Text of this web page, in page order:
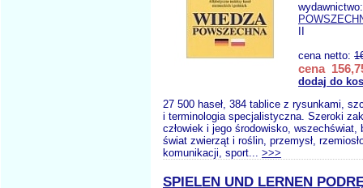
cena netto:
cena
dodaj do
27 500 haseł, 384 tablice z rysunkami,
i terminologia specjalistyczna. Szeroki
człowiek i jego środowisko, wszechświat,
świat zwierząt i roślin, przemysł,
komunikacji, sport... >>>
SPIELEN UND LERNEN